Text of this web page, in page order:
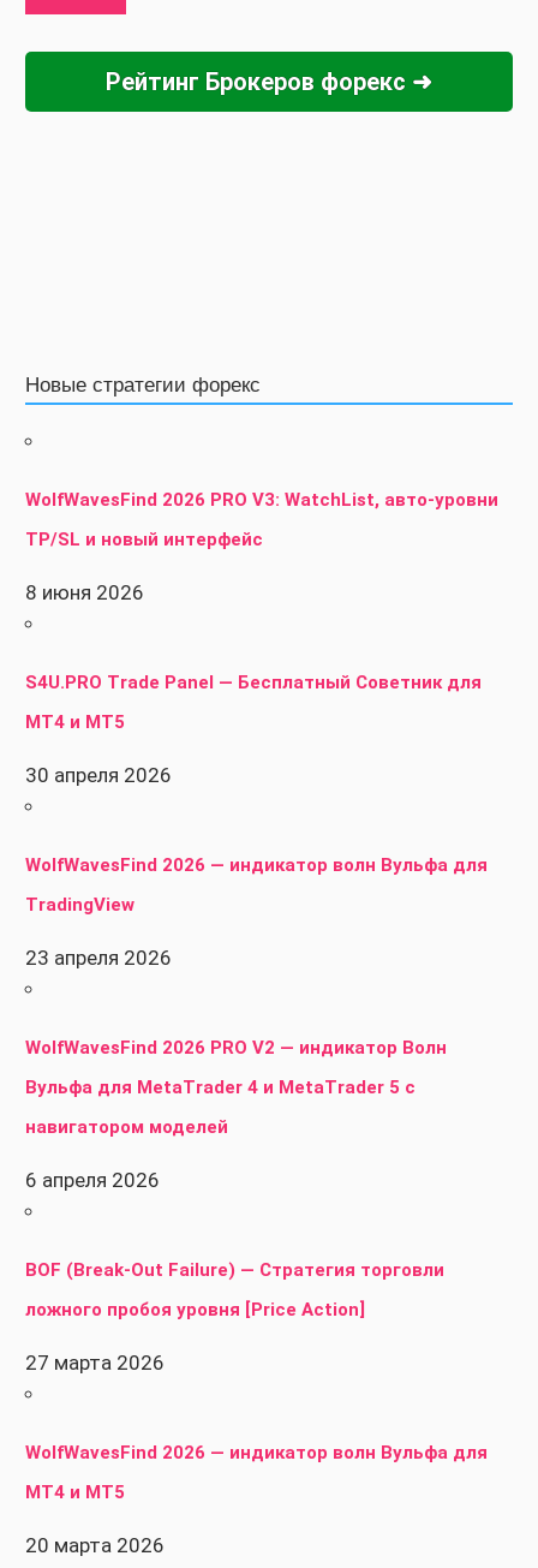
Рейтинг Брокеров форекс ➜
Новые стратегии форекс
WolfWavesFind 2026 PRO V3: WatchList, авто-уровни
TP/SL и новый интерфейс
8 июня 2026
S4U.PRO Trade Panel — Бесплатный Советник для
MT4 и MT5
30 апреля 2026
WolfWavesFind 2026 — индикатор волн Вульфа для
TradingView
23 апреля 2026
WolfWavesFind 2026 PRO V2 — индикатор Волн
Вульфа для MetaTrader 4 и MetaTrader 5 с
навигатором моделей
6 апреля 2026
BOF (Break-Out Failure) — Стратегия торговли
ложного пробоя уровня [Price Action]
27 марта 2026
WolfWavesFind 2026 — индикатор волн Вульфа для
MT4 и MT5
20 марта 2026